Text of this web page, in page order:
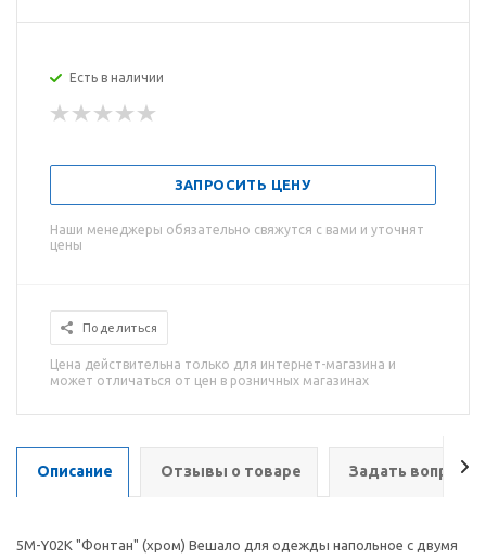
Есть в наличии
ЗАПРОСИТЬ ЦЕНУ
Наши менеджеры обязательно свяжутся с вами и уточнят
цены
Поделиться
Цена действительна только для интернет-магазина и
может отличаться от цен в розничных магазинах
Описание Отзывы о товаре Задать вопрос
5М-Y02К "Фонтан" (хром) Вешало для одежды напольное с двумя